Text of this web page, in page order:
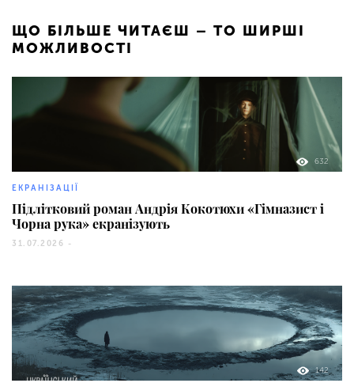
ЩО БІЛЬШЕ ЧИТАЄШ – ТО ШИРШІ
МОЖЛИВОСТІ
632
ЕКРАНІЗАЦІЇ
Підлітковий роман Андрія Кокотюхи «Гімназист і
Чорна рука» екранізують
31.07.2026 -
142